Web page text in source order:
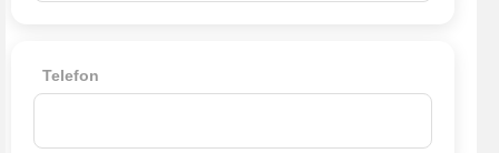
Telefon